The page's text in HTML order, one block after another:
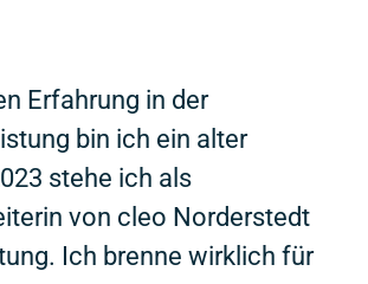
Erfahrung in der
bin ich ein alter
stehe ich als
von cleo Norderstedt
Ich brenne wirklich für